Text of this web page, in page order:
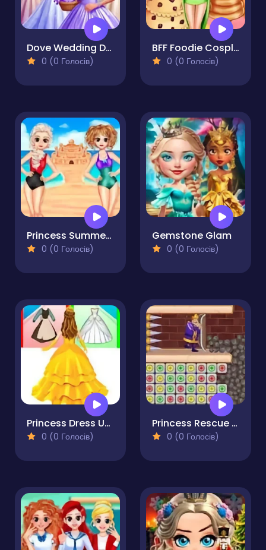
Dove Wedding Dolly Dress Up
0 (0 Голосів)
BFF Foodie Cosplay
0 (0 Голосів)
Princess Summer Sand Castle
0 (0 Голосів)
Gemstone Glam
0 (0 Голосів)
Princess Dress Up Run
0 (0 Голосів)
Princess Rescue Fruit Connect
0 (0 Голосів)